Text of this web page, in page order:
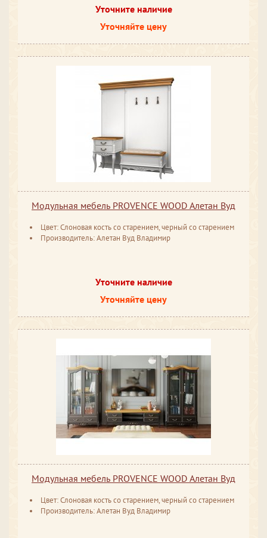
Уточните наличие
Уточняйте цену
Модульная мебель PROVENCE WOOD Алетан Вуд
Цвет: Слоновая кость со старением, черный со старением
Производитель: Алетан Вуд Владимир
Уточните наличие
Уточняйте цену
Модульная мебель PROVENCE WOOD Алетан Вуд
Цвет: Слоновая кость со старением, черный со старением
Производитель: Алетан Вуд Владимир